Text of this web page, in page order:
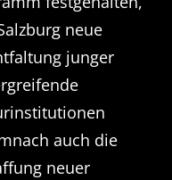
neue
junger
auch die
neuer